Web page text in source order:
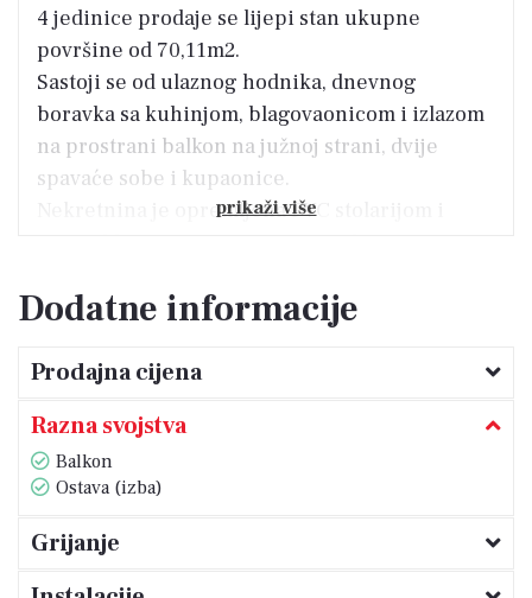
4 jedinice prodaje se lijepi stan ukupne
površine od 70,11m2.
Sastoji se od ulaznog hodnika, dnevnog
boravka sa kuhinjom, blagovaonicom i izlazom
na prostrani balkon na južnoj strani, dvije
spavaće sobe i kupaonice.
Nekretnina je opremljena PVC stolarijom i
Zbog svoje lokacije i orijentacije, ova
ili za miran obiteljski život.
prikaži više
Dodatne informacije
Prodajna cijena
Razna svojstva
Balkon
Ostava (izba)
Grijanje